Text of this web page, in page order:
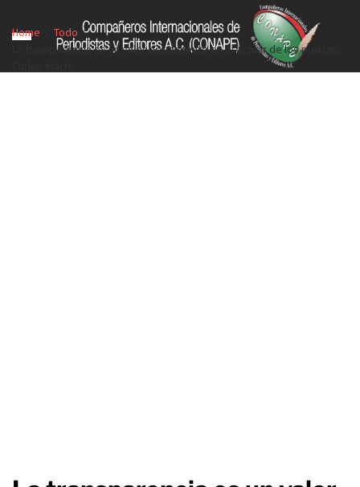
Home
Todo
La transparencia es un valor permanente en el actuar de los priistas: